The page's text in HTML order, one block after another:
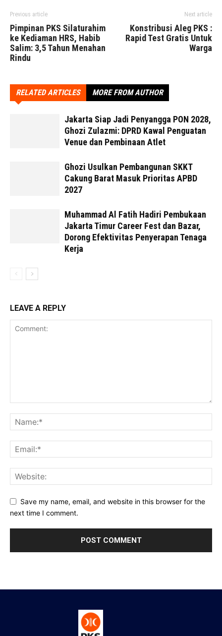
Previous article
Pimpinan PKS Silaturahim
ke Kediaman HRS, Habib
Salim: 3,5 Tahun Menahan
Rindu
Next article
Konstribusi Aleg PKS :
Rapid Test Gratis Untuk
Warga
RELATED ARTICLES MORE FROM AUTHOR
Jakarta Siap Jadi Penyangga PON 2028,
Ghozi Zulazmi: DPRD Kawal Penguatan
Venue dan Pembinaan Atlet
Ghozi Usulkan Pembangunan SKKT
Cakung Barat Masuk Prioritas APBD
2027
Muhammad Al Fatih Hadiri Pembukaan
Jakarta Timur Career Fest dan Bazar,
Dorong Efektivitas Penyerapan Tenaga
Kerja
LEAVE A REPLY
Save my name, email, and website in this browser for the
next time I comment.